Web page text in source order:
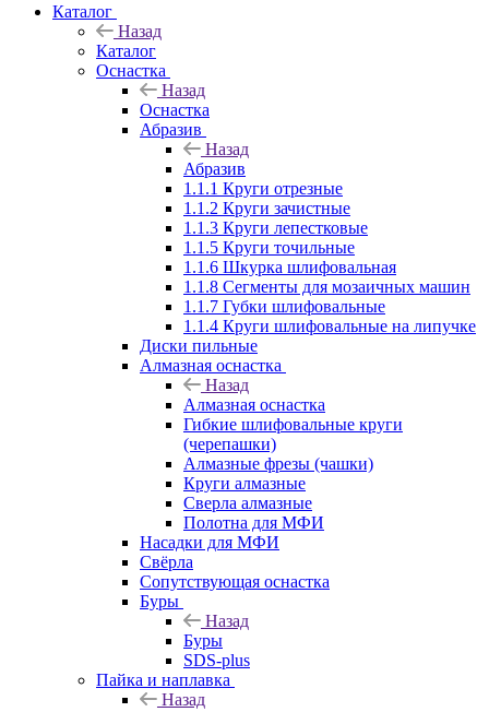
Каталог
Назад
Каталог
Оснастка
Назад
Оснастка
Абразив
Назад
Абразив
1.1.1 Круги отрезные
1.1.2 Круги зачистные
1.1.3 Круги лепестковые
1.1.5 Круги точильные
1.1.6 Шкурка шлифовальная
1.1.8 Сегменты для мозаичных машин
1.1.7 Губки шлифовальные
1.1.4 Круги шлифовальные на липучке
Диски пильные
Алмазная оснастка
Назад
Алмазная оснастка
Гибкие шлифовальные круги
(черепашки)
Алмазные фрезы (чашки)
Круги алмазные
Сверла алмазные
Полотна для МФИ
Насадки для МФИ
Свёрла
Сопутствующая оснастка
Буры
Назад
Буры
SDS-plus
Пайка и наплавка
Назад